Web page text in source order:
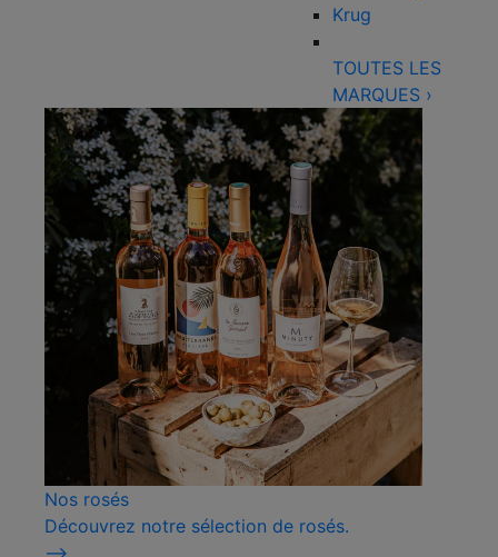
Krug
TOUTES LES
MARQUES ›
Nos rosés
Découvrez notre sélection de rosés.
⟶